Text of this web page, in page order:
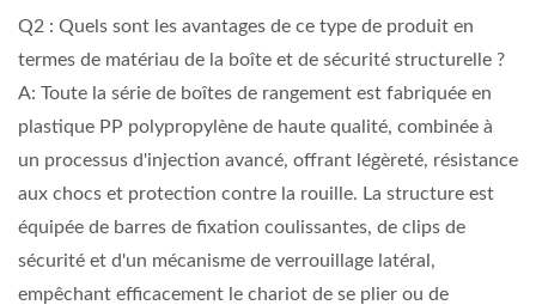
Q2 : Quels sont les avantages de ce type de produit en
termes de matériau de la boîte et de sécurité structurelle ?
A: Toute la série de boîtes de rangement est fabriquée en
plastique PP polypropylène de haute qualité, combinée à
un processus d'injection avancé, offrant légèreté, résistance
aux chocs et protection contre la rouille. La structure est
équipée de barres de fixation coulissantes, de clips de
sécurité et d'un mécanisme de verrouillage latéral,
empêchant efficacement le chariot de se plier ou de